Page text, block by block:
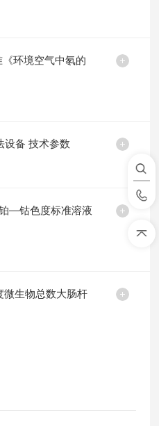
环境空气中氡的
设备 技术参数
微生物总数大肠杆